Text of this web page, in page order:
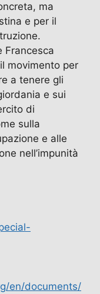
ma
e per il
Francesca
movimento per
a tenere gli
e sui
di
sulla
e alle
nell’impunità
en/documents/